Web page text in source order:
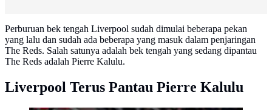
Perburuan bek tengah Liverpool sudah dimulai beberapa pekan
yang lalu dan sudah ada beberapa yang masuk dalam penjaringan
The Reds. Salah satunya adalah bek tengah yang sedang dipantau
The Reds adalah Pierre Kalulu.
Liverpool Terus Pantau Pierre Kalulu